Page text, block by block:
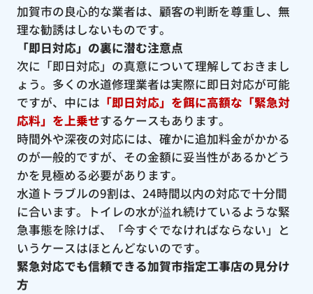
加賀市の良心的な業者は、顧客の判断を尊重し、無
理な勧誘はしないものです。
「即日対応」の裏に潜む注意点
次に「即日対応」の真意について理解しておきまし
ょう。多くの水道修理業者は実際に即日対応が可能
ですが、中には 「即日対応」を餌に高額な「緊急対
応料」を上乗せするケースもあります。
時間外や深夜の対応には、確かに追加料金がかかる
のが一般的ですが、その金額に妥当性があるかどう
かを見極める必要があります。
水道トラブルの9割は、24時間以内の対応で十分間
に合います。トイレの水が溢れ続けているような緊
急事態を除けば、「今すぐでなければならない」と
いうケースはほとんどないのです。
緊急対応でも信頼できる加賀市指定工事店の見分け
方